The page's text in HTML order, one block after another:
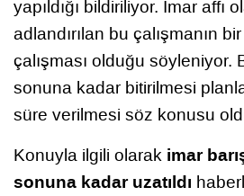
yapıldığı bildiriliyor. İmar affı
adlandırılan bu çalışmanın
çalışması olduğu söyleniyor.
sonuna kadar bitirilmesi
süre verilmesi söz konusu
Konuyla ilgili olarak imar
sonuna kadar uzatıldı